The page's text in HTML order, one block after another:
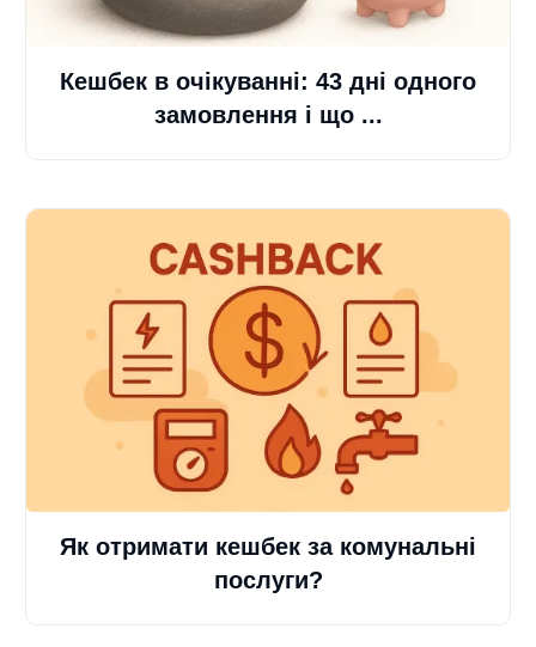
Кешбек в очікуванні: 43 дні одного
замовлення і що ...
Як отримати кешбек за комунальні
послуги?